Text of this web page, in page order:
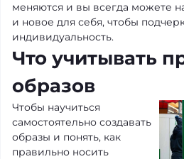
меняются и вы всегда можете
и новое для себя, чтобы
индивидуальность.
Что учитывать
образов
Чтобы научиться
самостоятельно создавать
образы и понять, как
правильно носить